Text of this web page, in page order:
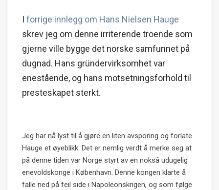
I forrige innlegg om Hans Nielsen Hauge
skrev jeg om denne irriterende troende som
gjerne ville bygge det norske samfunnet på
dugnad. Hans gründervirksomhet var
enestående, og hans motsetningsforhold til
presteskapet sterkt.
Jeg har nå lyst til å gjøre en liten avsporing og forlate
Hauge et øyeblikk. Det er nemlig verdt å merke seg at
på denne tiden var Norge styrt av en nokså udugelig
enevoldskonge i København. Denne kongen klarte å
falle ned på feil side i Napoleonskrigen, og som følge